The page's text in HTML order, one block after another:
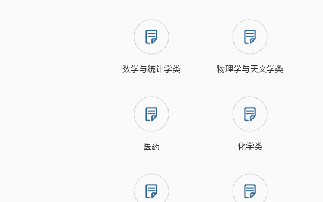
数学与统计学类 物理学与天文学类
医药 化学类